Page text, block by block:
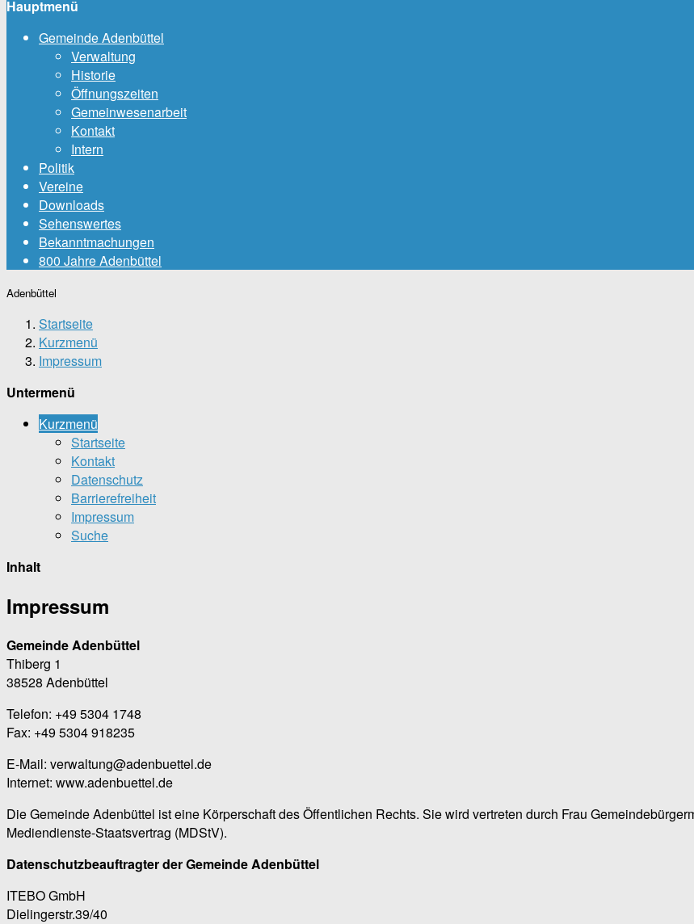
Hauptmenü
Gemeinde Adenbüttel
Verwaltung
Historie
Öffnungszeiten
Gemeinwesenarbeit
Kontakt
Intern
Politik
Vereine
Downloads
Sehenswertes
Bekanntmachungen
800 Jahre Adenbüttel
Adenbüttel
Startseite
Kurzmenü
Impressum
Untermenü
Kurzmenü
Startseite
Kontakt
Datenschutz
Barrierefreiheit
Impressum
Suche
Inhalt
Impressum
Gemeinde Adenbüttel
Thiberg 1
38528 Adenbüttel
Telefon: +49 5304 1748
Fax: +49 5304 918235
E-Mail: verwaltung@adenbuettel.de
Internet: www.adenbuettel.de
Die Gemeinde Adenbüttel ist eine Körperschaft des Öffentlichen Rechts. Sie wird vertreten durch Frau
Mediendienste-Staatsvertrag (MDStV).
Datenschutzbeauftragter der Gemeinde Adenbüttel
ITEBO GmbH
Dielingerstr.39/40